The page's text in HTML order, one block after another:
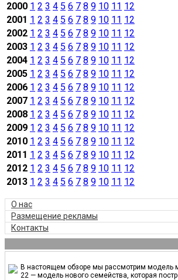
2000 1 2 3 4 5 6 7 8 9 10 11 12
2001 1 2 3 4 5 6 7 8 9 10 11 12
2002 1 2 3 4 5 6 7 8 9 10 11 12
2003 1 2 3 4 5 6 7 8 9 10 11 12
2004 1 2 3 4 5 6 7 8 9 10 11 12
2005 1 2 3 4 5 6 7 8 9 10 11 12
2006 1 2 3 4 5 6 7 8 9 10 11 12
2007 1 2 3 4 5 6 7 8 9 10 11 12
2008 1 2 3 4 5 6 7 8 9 10 11 12
2009 1 2 3 4 5 6 7 8 9 10 11 12
2010 1 2 3 4 5 6 7 8 9 10 11 12
2011 1 2 3 4 5 6 7 8 9 10 11 12
2012 1 2 3 4 5 6 7 8 9 10 11 12
2013 1 2 3 4 5 6 7 8 9 10 11 12
О нас
Размещение рекламы
Контакты
В настоящем обзоре мы рассмотрим модель
22 — модель нового семейства, которая